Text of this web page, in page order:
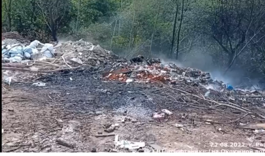
Перейти к основному содержанию